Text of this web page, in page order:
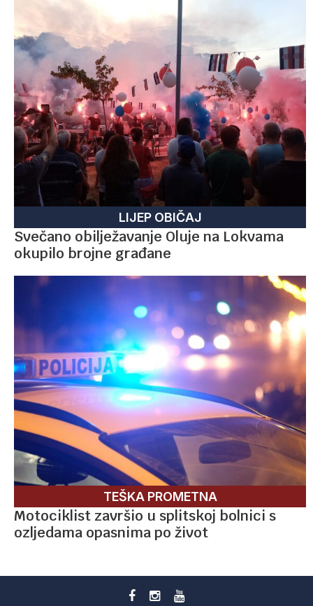
LIJEP OBIČAJ
Svečano obilježavanje Oluje na Lokvama
okupilo brojne građane
TEŠKA PROMETNA
Motociklist završio u splitskoj bolnici s
ozljedama opasnima po život